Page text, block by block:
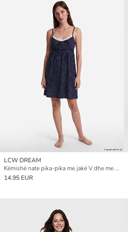
LCW DREAM
Këmishë nate pika-pika me jakë V dhe me rripa për gra
14.95 EUR